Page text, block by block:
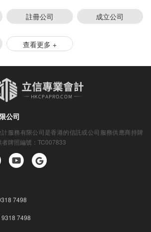
註冊公司 成立公司
查看更多 +
公司
計服務有限公司是香港的信託或公司服務供應商持牌
牌照編號： TC007833
7498
7498